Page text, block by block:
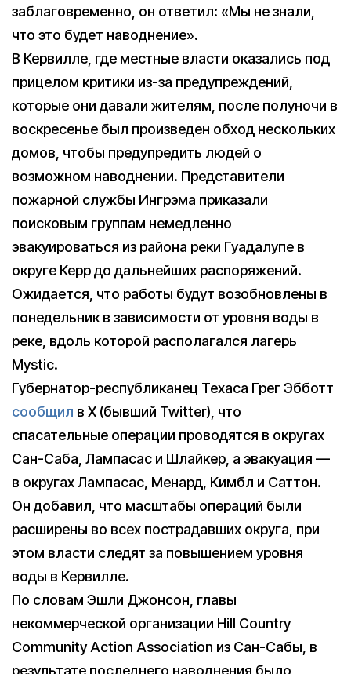
заблаговременно, он ответил: «Мы не знали,
что это будет наводнение».
В Кервилле, где местные власти оказались под
прицелом критики из-за предупреждений,
которые они давали жителям, после полуночи в
воскресенье был произведен обход нескольких
домов, чтобы предупредить людей о
возможном наводнении. Представители
пожарной службы Ингрэма приказали
поисковым группам немедленно
эвакуироваться из района реки Гуадалупе в
округе Керр до дальнейших распоряжений.
Ожидается, что работы будут возобновлены в
понедельник в зависимости от уровня воды в
реке, вдоль которой располагался лагерь
Mystic.
Губернатор-республиканец Техаса Грег Эбботт
сообщил в X (бывший Twitter), что
спасательные операции проводятся в округах
Сан-Саба, Лампасас и Шлайкер, а эвакуация —
в округах Лампасас, Менард, Кимбл и Саттон.
Он добавил, что масштабы операций были
расширены во всех пострадавших округа, при
этом власти следят за повышением уровня
воды в Кервилле.
По словам Эшли Джонсон, главы
некоммерческой организации Hill Country
Community Action Association из Сан-Сабы, в